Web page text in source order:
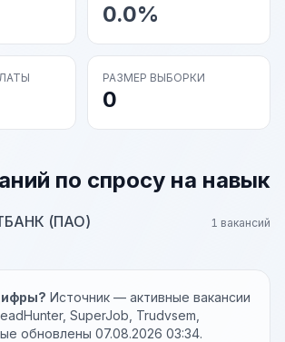
0.0%
РАЗМЕР ВЫБОРКИ
0
по спросу на навык
(ПАО) 1 вакансий
Источник — активные вакансии
SuperJob, Trudvsem,
обновлены 07.08.2026 03:34.